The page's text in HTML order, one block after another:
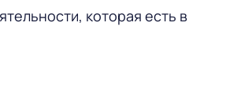
которая есть в